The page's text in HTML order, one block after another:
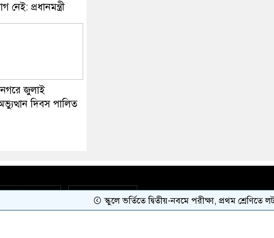
নেই: প্রধানমন্ত্রী
জুলাই
দিবস পালিত
বাংলা কনভার্টার
স্কুলে ভর্তিতে দ্বিতীয়-নবমে পরীক্ষা, প্রথম শ্রেণিতে লটারি